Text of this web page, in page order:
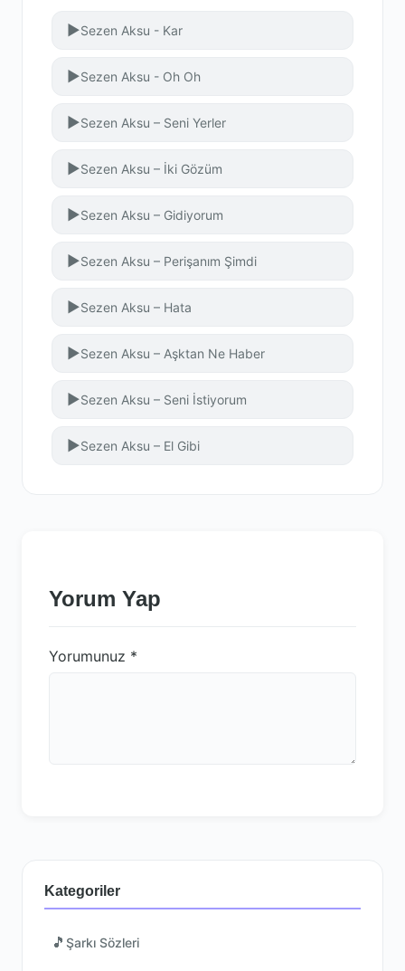
▶Sezen Aksu - Kar
▶Sezen Aksu - Oh Oh
▶Sezen Aksu – Seni Yerler
▶Sezen Aksu – İki Gözüm
▶Sezen Aksu – Gidiyorum
▶Sezen Aksu – Perişanım Şimdi
▶Sezen Aksu – Hata
▶Sezen Aksu – Aşktan Ne Haber
▶Sezen Aksu – Seni İstiyorum
▶Sezen Aksu – El Gibi
Yorum Yap
Yorumunuz *
Kategoriler
🎵 Şarkı Sözleri